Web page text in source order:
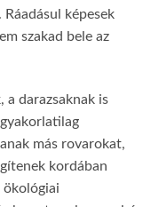
képesek
szakad bele az
a darazsaknak is
más rovarokat,
kordában